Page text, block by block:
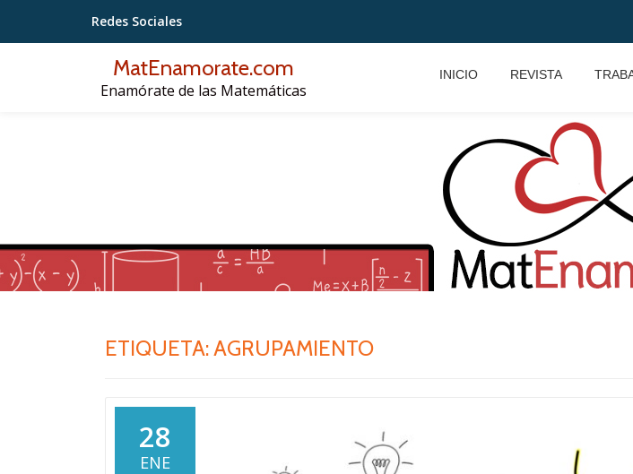
Saltar
Redes Sociales
MatEnamorate.com
Enamórate de las Matemáticas
INICIO REVISTA
ETIQUETA:AGRUPAMIENTO
28
ENE